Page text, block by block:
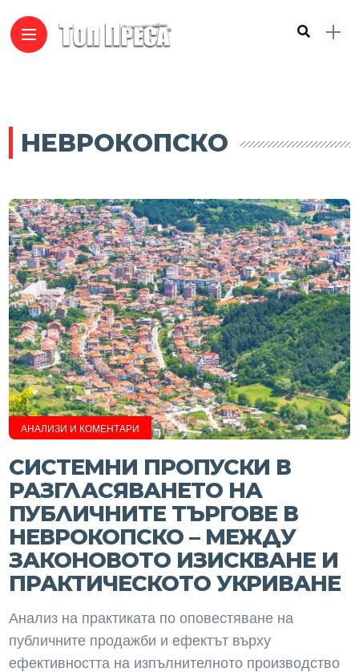
НЕВРОКОПСКО
АНАЛИЗИ И КОМЕНТАРИ
СИСТЕМНИ ПРОПУСКИ В
РАЗГЛАСЯВАНЕТО НА
ПУБЛИЧНИТЕ ТЪРГОВЕ В
НЕВРОКОПСКО – МЕЖДУ
ЗАКОНОВОТО ИЗИСКВАНЕ И
ПРАКТИЧЕСКОТО УКРИВАНЕ
Анализ на практиката по оповестяване на
публичните продажби и ефектът върху
ефективността на изпълнителното производство